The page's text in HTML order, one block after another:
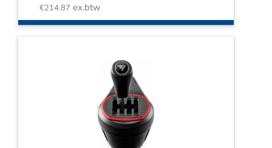
€214.87 ex.btw